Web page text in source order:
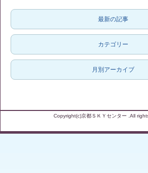
最新の記事
カテゴリー
月別アーカイブ
Copyright(c)京都ＳＫＹセンター .All